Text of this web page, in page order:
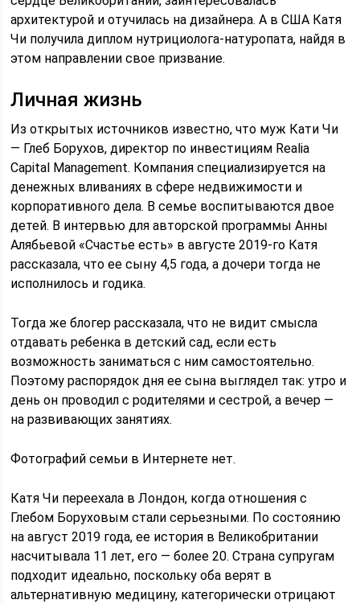
архитектурой и отучилась на дизайнера. А в США Катя
Чи получила диплом нутрициолога-натуропата, найдя в
этом направлении свое призвание.
Личная жизнь
Из открытых источников известно, что муж Кати Чи
— Глеб Борухов, директор по инвестициям Realia
Capital Management. Компания специализируется на
денежных вливаниях в сфере недвижимости и
корпоративного дела. В семье воспитываются двое
детей. В интервью для авторской программы Анны
Алябьевой «Счастье есть» в августе 2019-го Катя
рассказала, что ее сыну 4,5 года, а дочери тогда не
исполнилось и годика.
Тогда же блогер рассказала, что не видит смысла
отдавать ребенка в детский сад, если есть
возможность заниматься с ним самостоятельно.
Поэтому распорядок дня ее сына выглядел так: утро и
день он проводил с родителями и сестрой, а вечер —
на развивающих занятиях.
Фотографий семьи в Интернете нет.
Катя Чи переехала в Лондон, когда отношения с
Глебом Боруховым стали серьезными. По состоянию
на август 2019 года, ее история в Великобритании
насчитывала 11 лет, его — более 20. Страна супругам
подходит идеально, поскольку оба верят в
альтернативную медицину, категорически отрицают